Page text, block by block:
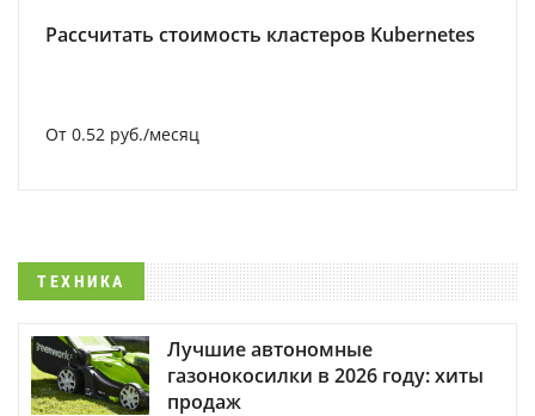
Рассчитать стоимость кластеров Kubernetes
От 0.52 руб./месяц
ТЕХНИКА
Лучшие автономные
газонокосилки в 2026 году: хиты
продаж